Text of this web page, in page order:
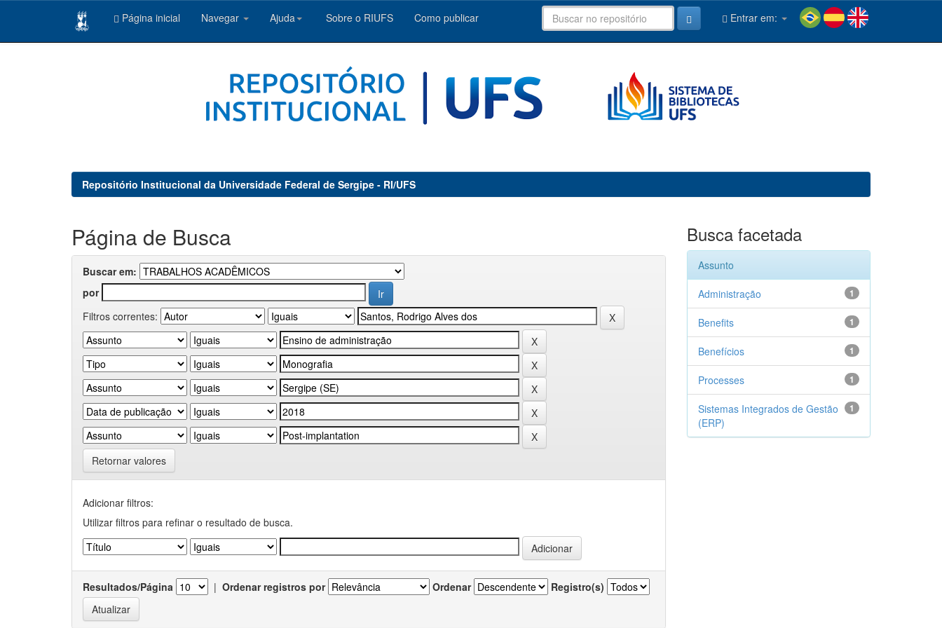
Página inicial Navegar Ajuda Sobre o RIUFS Como publicar Entrar em:
Repositório Institucional da Universidade Federal de Sergipe - RI/UFS
Página de Busca
Buscar em:
por
Filtros correntes:
Retornar valores
Adicionar filtros:
Utilizar filtros para refinar o resultado de busca.
Resultados/Página | Ordenar registros por Ordenar Registro(s)
Busca facetada
Assunto
1
Administração
1
Benefits
1
Benefícios
1
Processes
1
Sistemas Integrados de Gestão
(ERP)